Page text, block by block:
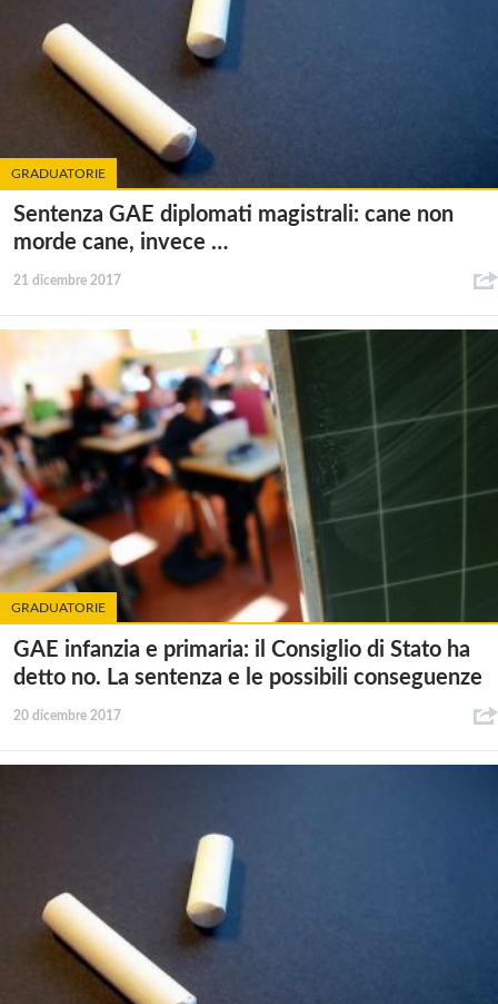
GRADUATORIE
Sentenza GAE diplomati magistrali: cane non
morde cane, invece …
21 dicembre 2017
GRADUATORIE
GAE infanzia e primaria: il Consiglio di Stato ha
detto no. La sentenza e le possibili conseguenze
20 dicembre 2017